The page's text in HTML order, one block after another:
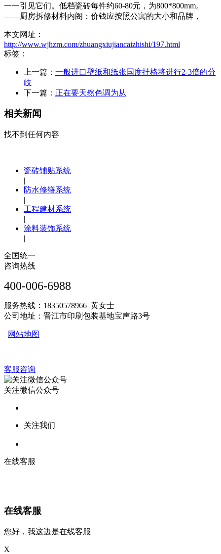
一一引见它们。低档瓷砖每件约60-80元，为800*800mm。
——厨房拆修材料内阁：价钱应按照公寓的大小和品牌，
本文网址：
http://www.wjhzm.com/zhuangxiujiancaizhishi/197.html
标签：
上一篇： 一般进口壁纸和纸张国度挂格将进行2-3倍的分
歧
下一篇： 正在要天然色调为从
相关新闻
找不到任何内容
瓷砖铺贴系统
|
防水修缮系统
|
工程建材系统
|
涂料装饰系统
|
全国统一
咨询热线
400-006-6988
服务热线：18350578966 黄女士
公司地址：晋江市印刷包装基地宝声路3号
网站地图
客服咨询
关注微信公众号
关注我们
在线客服
在线客服
您好，我这边是在线客服
X